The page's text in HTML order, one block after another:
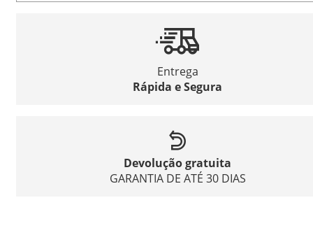
Entrega
Rápida e Segura
Devolução gratuita
GARANTIA DE ATÉ 30 DIAS